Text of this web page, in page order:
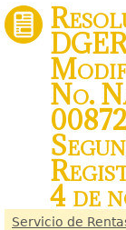
No.
4 de
Servicio de